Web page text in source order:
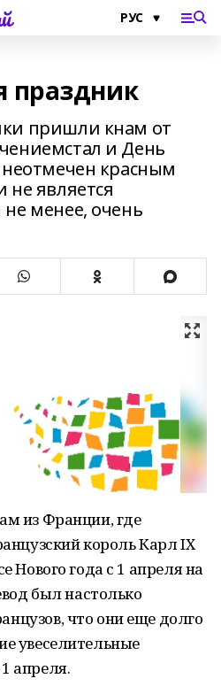
праздник
пришли кнам от
и День
красным
не является
менее, очень
из Франции, где
король Карл IХ
Нового года с 1 апреля на
был настолько
что они еще долго
увеселительные
апреля.